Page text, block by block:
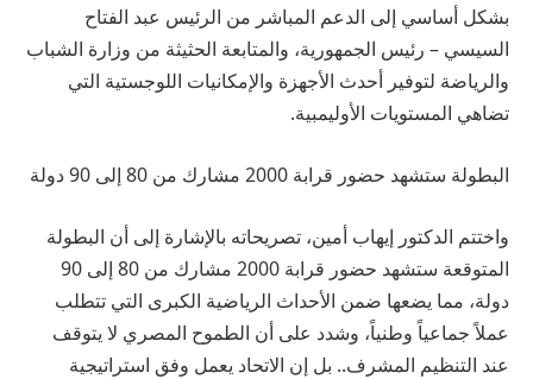
بشكل أساسي إلى الدعم المباشر من الرئيس عبد الفتاح
السيسي – رئيس الجمهورية، والمتابعة الحثيثة من وزارة الشباب
والرياضة لتوفير أحدث الأجهزة والإمكانيات اللوجستية التي
تضاهي المستويات الأوليمبية.
البطولة ستشهد حضور قرابة 2000 مشارك من 80 إلى 90 دولة
واختتم الدكتور إيهاب أمين، تصريحاته بالإشارة إلى أن البطولة
المتوقعة ستشهد حضور قرابة 2000 مشارك من 80 إلى 90
دولة، مما يضعها ضمن الأحداث الرياضية الكبرى التي تتطلب
عملاً جماعياً وطنياً، وشدد على أن الطموح المصري لا يتوقف
عند التنظيم المشرف.. بل إن الاتحاد يعمل وفق استراتيجية